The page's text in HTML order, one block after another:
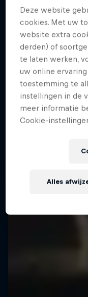
Deze website
cookies. Met uw
website extra
derden) of
te laten werken,
uw online
toestemming te
instellingen in de
meer informatie
Cookie-
Alles